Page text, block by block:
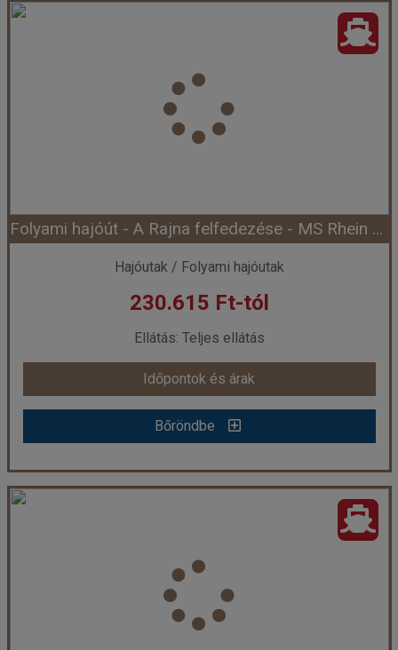
Folyami hajóút - Budapesttől Passauig - MS Modigliani (Hajó)
Folyami hajóutak
Utazás módja:
Ellátás: Teljes ellátás
Szálláskategória:Program szerint
Kétágyas, ablakos kabin (első/alsó fő fedélzet) B.kat., 2 felnőtt
Időpont: 2026-08-10 | 5 éj
már 351.120 Ft-tól
Időpontok és árak
Bőröndbe
Folyami hajóút - A Rajna felfedezése - MS Rhein Symphonie (Hajó)
Hajóutak / Folyami hajóutak
230.615 Ft-tól
Ellátás: Teljes ellátás
Időpontok és árak
Bőröndbe
Folyami hajóút - A Rajna felfedezése - MS Rhein Symphonie (Hajó)
Folyami hajóutak
Utazás módja:
Ellátás: Teljes ellátás
Szálláskategória:Program szerint
Kétágyas ablakos kabinban (főfedélzet-középen), 2 felnőtt